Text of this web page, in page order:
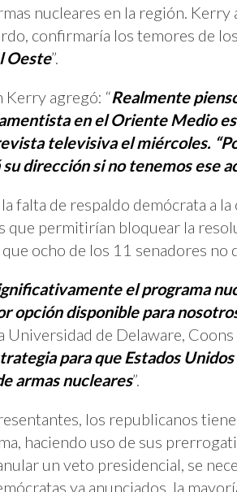
nucleares en la región.
confirmaría los temores de
Oeste”.
Kerry agregó: “Realmente
en el Oriente Medio
televisiva el miércoles.
su dirección si no tenemos ese
falta de respaldo demócrata a
permitirían bloquear la
ocho de los 11 senadores no
el programa
opción disponible para
Universidad de Delaware, Coons
para que Estados
armas nucleares”.
los republicanos
haciendo uso de sus
un veto presidencial, se
ya anunciados, la